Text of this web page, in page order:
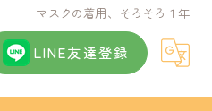
マスクの着用、そろそろ１年
LINE友達登録